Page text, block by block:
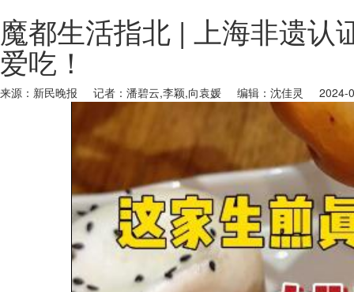
魔都生活指北 | 上海非遗认
爱吃！
来源：新民晚报 记者：潘碧云,李颖,向袁媛 编辑：沈佳灵 2024-